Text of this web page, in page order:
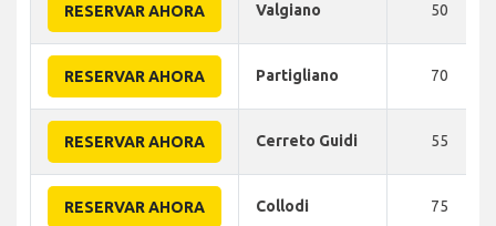
RESERVAR AHORA Valgiano 50
RESERVAR AHORA Partigliano 70
RESERVAR AHORA Cerreto Guidi 55
RESERVAR AHORA Collodi 75